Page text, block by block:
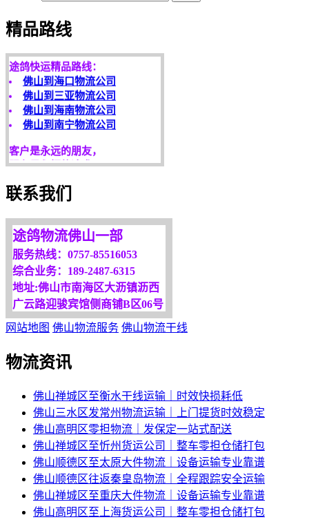
精品路线
东成西就泰运！
途鸽快运精品路线：
佛山到海口物流公司
佛山到三亚物流公司
佛山到海南物流公司
佛山到南宁物流公司
服务是永恒的追求！
更多服务请来电咨询，
我们将竭诚为你服务！
联系我们
途鸽物流佛山一部
服务热线：0757-85516053
综合业务：189-2487-6315
地址:佛山市南海区大沥镇沥西
广云路迎骏宾馆侧商铺B区06号
网站地图 佛山物流服务 佛山物流干线
物流资讯
佛山禅城区至衡水干线运输｜时效快损耗低
佛山三水区发常州物流运输｜上门提货时效稳定
佛山高明区零担物流｜发保定一站式配送
佛山禅城区至忻州货运公司｜整车零担仓储打包
佛山顺德区至太原大件物流｜设备运输专业靠谱
佛山顺德区往返秦皇岛物流｜全程跟踪安全运输
佛山禅城区至重庆大件物流｜设备运输专业靠谱
佛山高明区至上海货运公司｜整车零担仓储打包